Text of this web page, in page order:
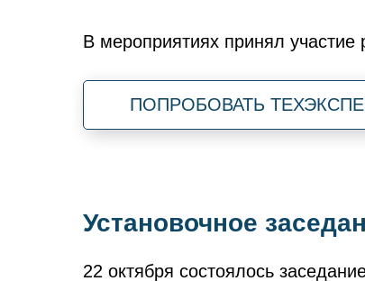
В мероприятиях принял участие
ПОПРОБОВАТЬ
Установочное
22 октября состоялось